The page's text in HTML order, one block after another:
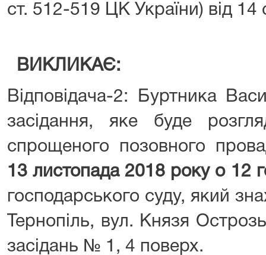
ст. 512-519 ЦК України) від
ВИКЛИКАЄ:
Відповідача-2: Буртника
засідання, яке буде
спрощеного позовного
13 листопада 2018 року о 12
господарського суду, який
Тернопіль, вул. Князя
засідань № 1, 4 поверх.